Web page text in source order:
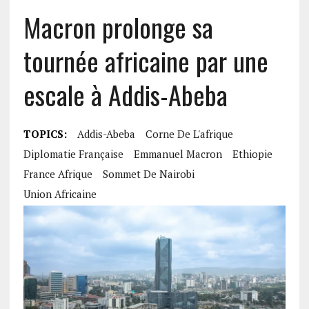
Macron prolonge sa
tournée africaine par une
escale à Addis-Abeba
TOPICS: Addis-Abeba
Corne De L'afrique
Diplomatie Française
Emmanuel Macron
Ethiopie
France Afrique
Sommet De Nairobi
Union Africaine